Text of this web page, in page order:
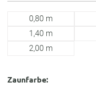
0,80 m
1,40 m
2,00 m
Zaunfarbe: